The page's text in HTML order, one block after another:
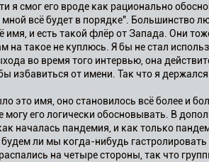
я смог его вроде как рационально
всё будет в порядке". Большинство
имя, и есть такой флёр от Запада. Они
на такое не куплюсь. Я бы не стал
во время того интервью, она
избавиться от имени. Так что я держался
это имя, оно становилось всё более и
его логически обосновывать. В
началась пандемия, и как только
ли мы когда-нибудь гастролировать
на четыре стороны, так что